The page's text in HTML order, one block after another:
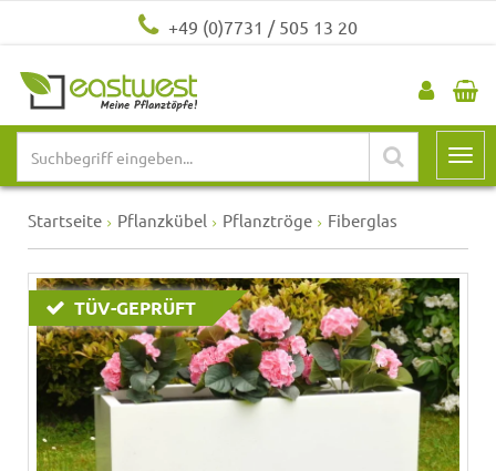
+49 (0)7731 / 505 13 20
Startseite Pflanzkübel Pflanztröge Fiberglas
TÜV-GEPRÜFT